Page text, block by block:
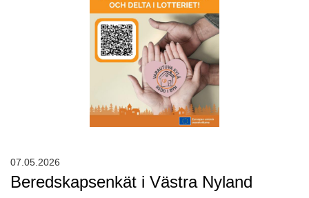
Beredskapsenkät i Västra Nyland
07.05.2026